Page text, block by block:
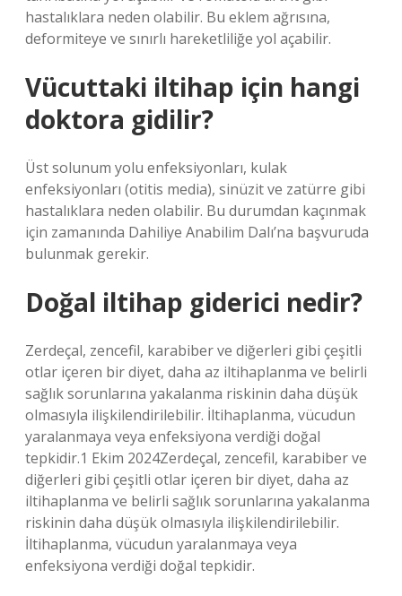
hastalıklara neden olabilir. Bu eklem ağrısına,
deformiteye ve sınırlı hareketliliğe yol açabilir.
Vücuttaki iltihap için hangi
doktora gidilir?
Üst solunum yolu enfeksiyonları, kulak
enfeksiyonları (otitis media), sinüzit ve zatürre gibi
hastalıklara neden olabilir. Bu durumdan kaçınmak
için zamanında Dahiliye Anabilim Dalı’na başvuruda
bulunmak gerekir.
Doğal iltihap giderici nedir?
Zerdeçal, zencefil, karabiber ve diğerleri gibi çeşitli
otlar içeren bir diyet, daha az iltihaplanma ve belirli
sağlık sorunlarına yakalanma riskinin daha düşük
olmasıyla ilişkilendirilebilir. İltihaplanma, vücudun
yaralanmaya veya enfeksiyona verdiği doğal
tepkidir.1 Ekim 2024Zerdeçal, zencefil, karabiber ve
diğerleri gibi çeşitli otlar içeren bir diyet, daha az
iltihaplanma ve belirli sağlık sorunlarına yakalanma
riskinin daha düşük olmasıyla ilişkilendirilebilir.
İltihaplanma, vücudun yaralanmaya veya
enfeksiyona verdiği doğal tepkidir.